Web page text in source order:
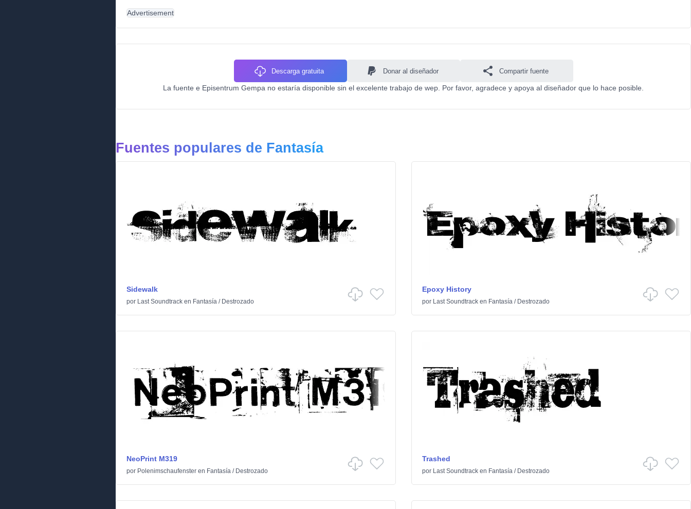
Advertisement
Descarga gratuita Donar al diseñador Compartir fuente
La fuente e Episentrum Gempa no estaría disponible sin el excelente trabajo de wep. Por favor, agradece y apoya al diseñador que lo hace posible.
Fuentes populares de Fantasía
Sidewalk
por Last Soundtrack en Fantasía / Destrozado
Epoxy History
por Last Soundtracken Fantasía/ Destrozado
NeoPrint M319
por Polenimschaufenster en Fantasía / Destrozado
Trashed
por Last Soundtracken Fantasía/ Destrozado